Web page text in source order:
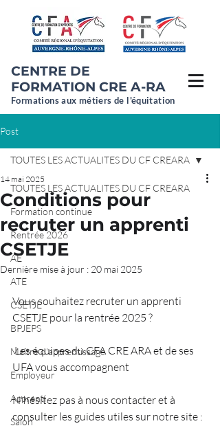
CENTRE DE
FORMATION CRE A-RA
Formations aux métiers de l'équitation
Post
TOUTES LES ACTUALITES DU CF CREARA
Formation continue
Rentrée 2026
AE
ATE
CSETJE
BPJEPS
Maître d'apprentissage
Employeur
Apprenti
Salon
TOUTES LES ACTUALITES DU CF CREARA
Conditions pour
recruter un apprenti
CSETJE
14 mai 2025
Dernière mise à jour : 20 mai 2025
Vous souhaitez recruter un apprenti
CSETJE pour la rentrée 2025 ?
Les équipes du CFA CRE ARA et de ses
UFA vous accompagnent
N'hésitez pas à nous contacter et à
consulter les guides utiles sur notre site :